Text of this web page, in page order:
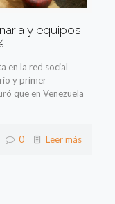
y equipos
en la red social
y primer
que en Venezuela
0 Leer más